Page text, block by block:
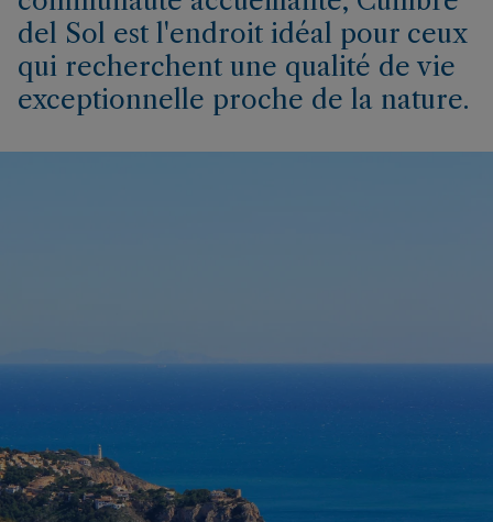
del Sol est l'endroit idéal pour ceux
qui recherchent une qualité de vie
exceptionnelle proche de la nature.